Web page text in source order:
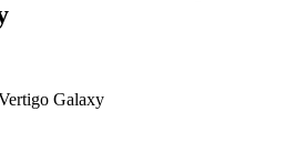
Galaxy